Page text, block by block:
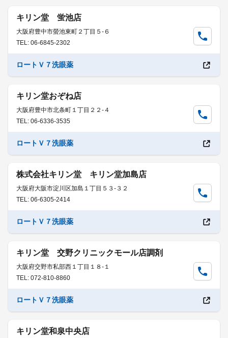
キリン堂 蛍池店
大阪府豊中市螢池東町２丁目５-６
TEL: 06-6845-2302
ロートＶ７洗眼薬
キリン堂おぞね店
大阪府豊中市北条町１丁目２２-４
TEL: 06-6336-3535
ロートＶ７洗眼薬
株式会社キリン堂 キリン堂加島店
大阪府大阪市淀川区加島１丁目５３-３２
TEL: 06-6305-2414
ロートＶ７洗眼薬
キリン堂 交野クリニックモール店調剤
大阪府交野市私部西１丁目１８-１
TEL: 072-810-8860
ロートＶ７洗眼薬
キリン堂和泉中央店